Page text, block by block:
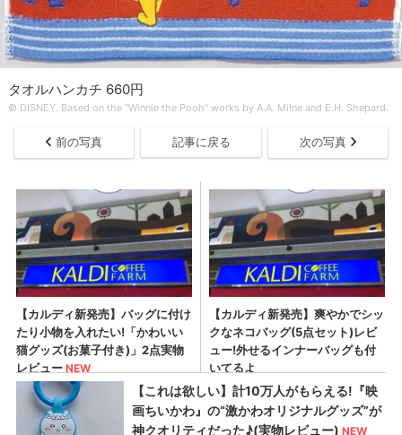
タオルハンカチ 660円
© DISNEY. Based on the "Winnie the Pooh" works by A.A. Milne and E.H. Shepard.
前の写真 記事に戻る 次の写真